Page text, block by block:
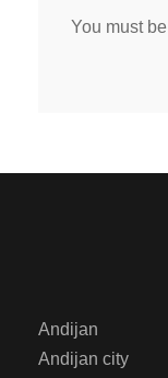
You must be
Andijan
Andijan city